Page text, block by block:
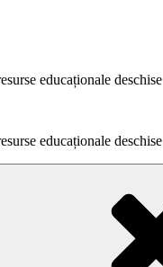
educaționale deschise
educaționale deschise